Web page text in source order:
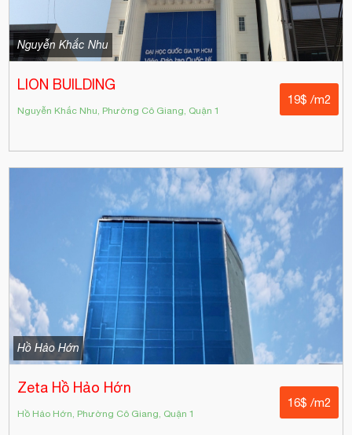
Nguyễn Khắc Nhu
LION BUILDING
Nguyễn Khắc Nhu, Phường Cô Giang, Quận 1
19$ /m2
Hồ Hảo Hớn
Zeta Hồ Hảo Hớn
Hồ Hảo Hớn, Phường Cô Giang, Quận 1
16$ /m2